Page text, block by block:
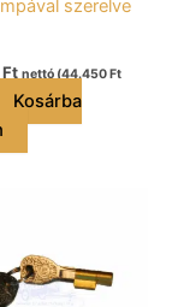
szerelve
Ft nettó (44.450Ft
Kosárba